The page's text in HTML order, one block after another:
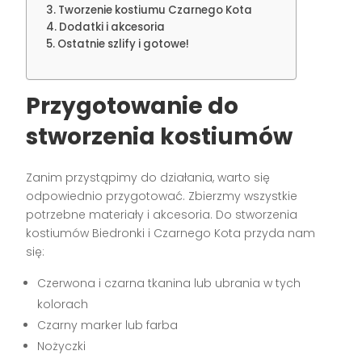
Tworzenie kostiumu Czarnego Kota
Dodatki i akcesoria
Ostatnie szlify i gotowe!
Przygotowanie do
stworzenia kostiumów
Zanim przystąpimy do działania, warto się
odpowiednio przygotować. Zbierzmy wszystkie
potrzebne materiały i akcesoria. Do stworzenia
kostiumów Biedronki i Czarnego Kota przyda nam
się:
Czerwona i czarna tkanina lub ubrania w tych
kolorach
Czarny marker lub farba
Nożyczki